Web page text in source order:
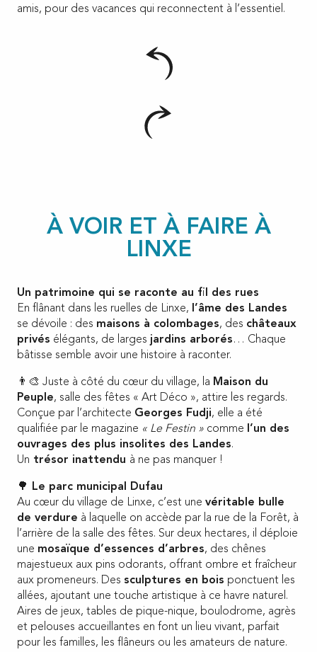
amis, pour des vacances qui reconnectent à l’essentiel.
À VOIR ET À FAIRE À
LINXE
Un patrimoine qui se raconte au fil des rues
En flânant dans les ruelles de Linxe,
l’âme des Landes
se dévoile : des maisons à colombages, des châteaux
privés élégants, de larges jardins arborés… Chaque
bâtisse semble avoir une histoire à raconter.
👨‍🎨 Juste à côté du cœur du village, la Maison du
Peuple, salle des fêtes « Art Déco », attire les regards.
Conçue par l’architecte Georges Fudji, elle a été
qualifiée par le magazine « Le Festin » comme
l’un des
ouvrages des plus insolites des Landes.
Un trésor inattendu à ne pas manquer !
🌳
Le parc municipal Dufau
Au cœur du village de Linxe, c’est une véritable bulle
de verdure à laquelle on accède par la rue de la Forêt, à
l’arrière de la salle des fêtes. Sur deux hectares, il déploie
une mosaïque d’essences d’arbres, des chênes
majestueux aux pins odorants, offrant ombre et fraîcheur
aux promeneurs. Des sculptures en bois ponctuent les
allées, ajoutant une touche artistique à ce havre naturel.
Aires de jeux, tables de pique-nique, boulodrome, agrès
et pelouses accueillantes en font un lieu vivant, parfait
pour les familles, les flâneurs ou les amateurs de nature.